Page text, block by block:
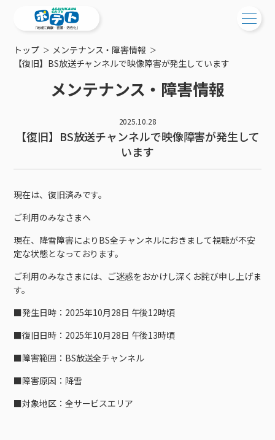
ご検討中の方
ご検討中の方
工事・配線について
おトクな割引サービス
ご加入中の方
ご加入中のサービス確認・変更
WEBメール
サポートサービス
回線速度測定
接続・設定⽅法
新着情報
メンテナンス・障害情報
ポテトからのプレゼント
イベントカレンダー
講座のご案内
ケーブルテレビトップ
チャンネル紹介
料⾦プラン
NHK衛星受信料団体⼀括⽀払
インターネット
インターネットトップ
料⾦プラン
Wi-Fiサービス
オプションサービス
インターネットギガシェアプラン
固定電話
固定電話トップ
基本料⾦・通話料⾦
auスマートバリュー
auまとめトーク
ポテトスマートフォン
ポテトスマートフォントップ
機種⼀覧
オプションサービス
でんき
ポラリンでんき×ポテト
ポテトでんき
ケーブルプラスでんき
暮らしを快適にするサービス
暮らしを快適にするサービストップ
ポテトライフメール
⽣活あんしんサービス
みるプラス
お困りの方はこちら
会社案内
メンテナンス
トップ
メンテナンス・障害情報
【復旧】BS放送チャンネルで映像障害が発生しています
メンテナンス・障害情報
2025.10.28
【復旧】BS放送チャンネルで映像障害が発生して
います
現在は、復旧済みです。
ご利用のみなさまへ
現在、降雪障害によりBS全チャンネルにおきまして視聴が不安
定な状態となっております。
ご利用のみなさまには、ご迷惑をおかけし深くお詫び申し上げま
す。
■発生日時：2025年10月28日 午後12時頃
■復旧日時：2025年10月28日 午後13時頃
■障害範囲：BS放送全チャンネル
■障害原因：降雪
■対象地区：全サービスエリア